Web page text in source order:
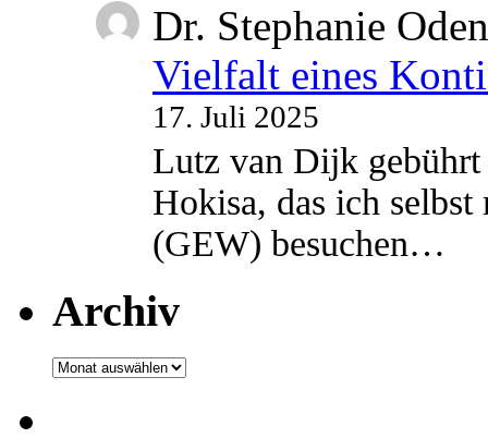
Dr. Stephanie
Vielfalt eines
17. Juli 2025
Lutz van Dijk
Hokisa, das ich
(GEW) besuchen…
Archiv
Archiv